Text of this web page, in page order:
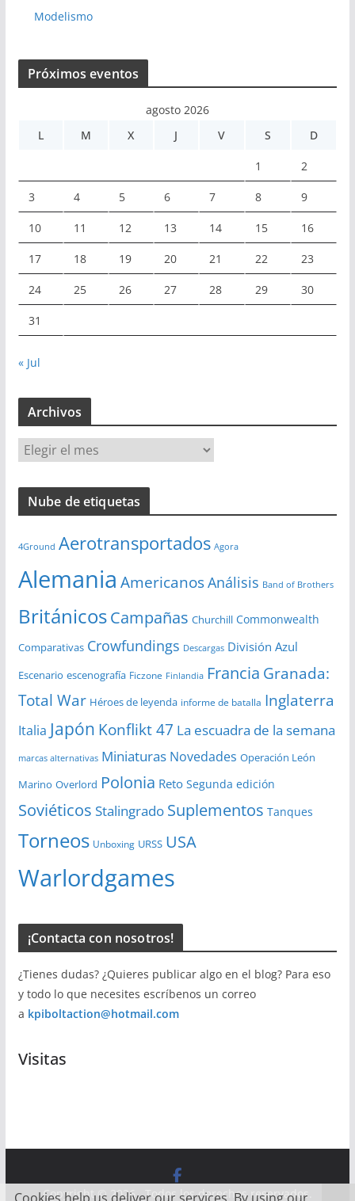
Modelismo
Próximos eventos
agosto 2026
L
M X J V S D
1 2
3 4 5 6 7 8 9
10 11 12 13 14 15 16
17 18 19 20 21 22 23
24 25 26 27 28 29 30
31
« Jul
Archivos
r
c
v
s
Nube de etiquetas
4Ground Aerotransportados Agora
Alemania AmericanosAnálisis Band of Brothers
BritánicosCampañas Churchill Commonwealth
Comparativas Crowfundings Descargas División Azul
Escenario escenografía Ficzone Finlandia Francia Granada:
Total War Héroes de leyenda informe de batalla Inglaterra
Italia Japón Konflikt 47 La escuadra de la semana
marcas alternativas Miniaturas Novedades Operación León
Marino Overlord Polonia Reto Segunda edición
Soviéticos Stalingrado Suplementos Tanques
Torneos Unboxing URSS USA
Warlordgames
¡Contacta con nosotros!
¿Tienes dudas? ¿Quieres publicar algo en el blog? Para eso
y todo lo que necesites escríbenos un correo
a kpiboltaction@hotmail.com
Visitas
Copyright © 2026. Todos los derechos reservados.